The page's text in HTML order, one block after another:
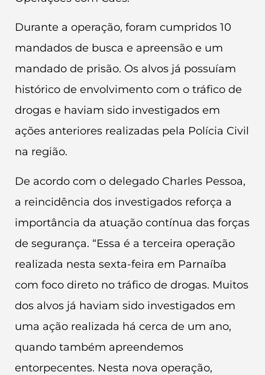
Durante a operação, foram cumpridos 10
mandados de busca e apreensão e um
mandado de prisão. Os alvos já possuíam
histórico de envolvimento com o tráfico de
drogas e haviam sido investigados em
ações anteriores realizadas pela Polícia Civil
na região.
De acordo com o delegado Charles Pessoa,
a reincidência dos investigados reforça a
importância da atuação contínua das forças
de segurança. “Essa é a terceira operação
realizada nesta sexta-feira em Parnaíba
com foco direto no tráfico de drogas. Muitos
dos alvos já haviam sido investigados em
uma ação realizada há cerca de um ano,
quando também apreendemos
entorpecentes. Nesta nova operação,